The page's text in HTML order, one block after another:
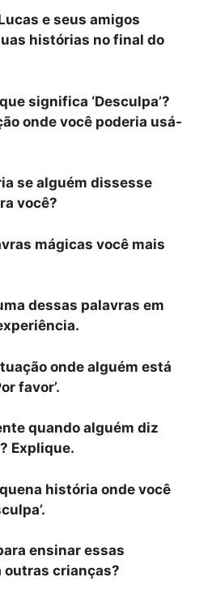
e seus amigos
histórias no final do
significa ‘Desculpa’?
onde você poderia usá-
se alguém dissesse
você?
mágicas você mais
dessas palavras em
onde alguém está
favor’.
quando alguém diz
Explique.
história onde você
ensinar essas
outras crianças?